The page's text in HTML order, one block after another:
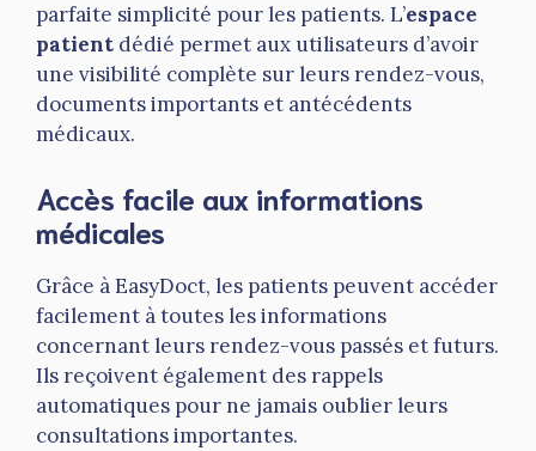
parfaite simplicité pour les patients. L’espace
patient dédié permet aux utilisateurs d’avoir
une visibilité complète sur leurs rendez-vous,
documents importants et antécédents
médicaux.
Accès facile aux informations
médicales
Grâce à EasyDoct, les patients peuvent accéder
facilement à toutes les informations
concernant leurs rendez-vous passés et futurs.
Ils reçoivent également des rappels
automatiques pour ne jamais oublier leurs
consultations importantes.